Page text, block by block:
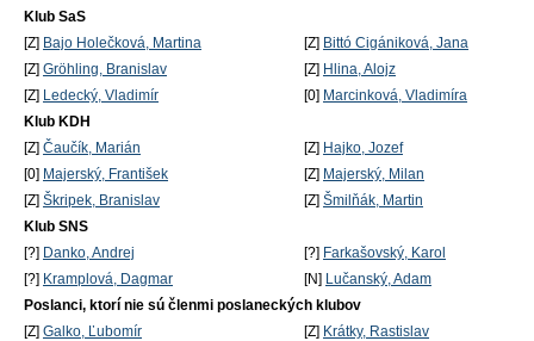
Klub SaS
[Z] Bajo Holečková, Martina [Z] Bittó Cigániková, Jana
[Z] Gröhling, Branislav [Z] Hlina, Alojz
[Z] Ledecký, Vladimír [0] Marcinková, Vladimíra
Klub KDH
[Z] Čaučík, Marián [Z] Hajko, Jozef
[0] Majerský, František [Z] Majerský, Milan
[Z] Škripek, Branislav [Z] Šmilňák, Martin
Klub SNS
[?] Danko, Andrej [?] Farkašovský, Karol
[?] Kramplová, Dagmar [N] Lučanský, Adam
Poslanci, ktorí nie sú členmi poslaneckých klubov
[Z] Galko, Ľubomír [Z] Krátky, Rastislav